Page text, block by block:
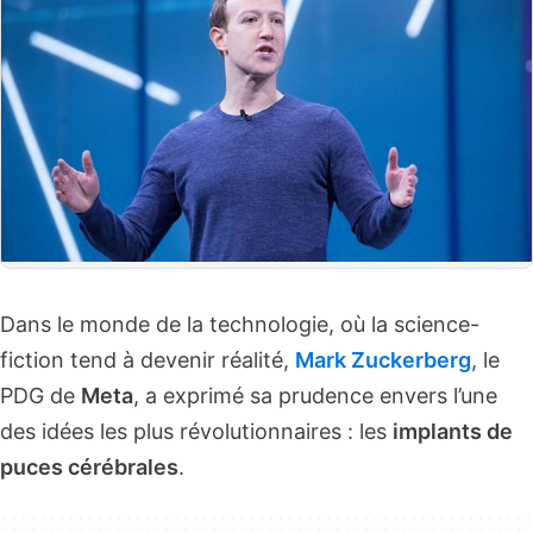
Dans le monde de la technologie, où la science-
fiction tend à devenir réalité, Mark Zuckerberg, le
PDG de Meta, a exprimé sa prudence envers l’une
des idées les plus révolutionnaires : les implants de
puces cérébrales.